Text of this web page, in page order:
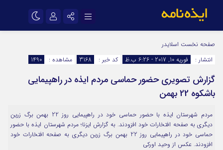
اینستاگرام
سروش
ایتا
آپارات
اپلیکیشن رمز عبور
مرا به خاطر بسپار
صفحه نخست اسلایدر
انتشار :
فوریه 10, 2017 - 6:26 ب.ظ کد خبر : 3168 مشاهده : 1490
گزارش تصویری حضور حماسی مردم ایذه در راهپیمایی
باشکوه 22 بهمن
مردم شهرستان ایذه با حضور حماسی خود در راهپیمایی روز 22 بهمن برگ زرین
دیگری به صفحه افتخارات خود افزودند. به گزارش ایزنا؛ مردم شهرستان ایذه با حضور
حماسی خود در راهپیمایی روز 22 بهمن برگ زرین دیگری به صفحه افتخارات خود
افزودند. عکس از وحید اورکی